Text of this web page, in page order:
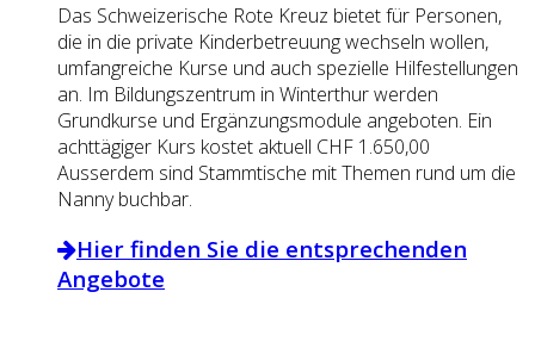
Das Schweizerische Rote Kreuz bietet für Personen,
die in die private Kinderbetreuung wechseln wollen,
umfangreiche Kurse und auch spezielle Hilfestellungen
an. Im Bildungszentrum in Winterthur werden
Grundkurse und Ergänzungsmodule angeboten. Ein
achttägiger Kurs kostet aktuell CHF 1.650,00
Ausserdem sind Stammtische mit Themen rund um die
Nanny buchbar.
Hier finden Sie die entsprechenden
Angebote